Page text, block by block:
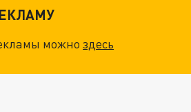
можноздесь